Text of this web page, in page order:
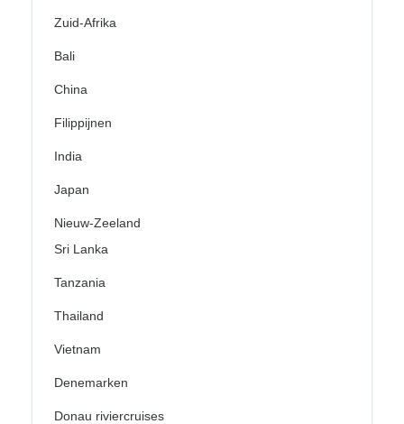
Zuid-Afrika
Bali
China
Filippijnen
India
Japan
Nieuw-Zeeland
Sri Lanka
Tanzania
Thailand
Vietnam
Denemarken
Donau riviercruises